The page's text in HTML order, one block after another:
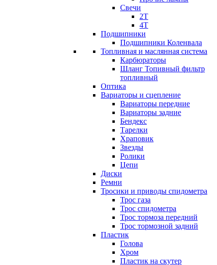
Свечи
2T
4T
Подшипники
Подшипники Коленвала
Топливная и маслянная система
Карбюраторы
Шланг Топивный фильтр
топливный
Оптика
Вариаторы и сцепление
Вариаторы передние
Вариаторы задние
Бендекс
Тарелки
Храповик
Звезды
Ролики
Цепи
Диски
Ремни
Тросики и приводы спидометра
Трос газа
Трос спидометра
Трос тормоза передний
Трос тормозной задний
Пластик
Голова
Хром
Пластик на скутер